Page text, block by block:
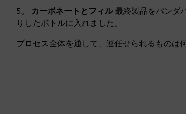
5。 カーボネートとフィル最終製品をバンダ
りしたボトルに入れました。
プロセス全体を通して、運任せられるものは